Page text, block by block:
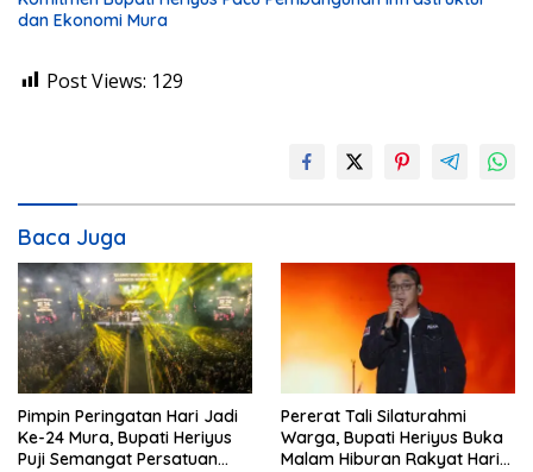
dan Ekonomi Mura
Post Views: 129
Baca Juga
Pimpin Peringatan Hari Jadi
Ke-24 Mura, Bupati Heriyus
Puji Semangat Persatuan
Pererat Tali Silaturahmi
Warga, Bupati Heriyus Buka
Malam Hiburan Rakyat Hari